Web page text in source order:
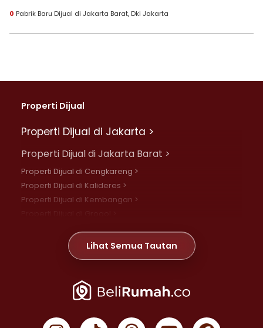
0 Pabrik Baru Dijual di Jakarta Barat, Dki Jakarta
Properti Dijual
Properti Dijual di Jakarta >
Properti Dijual di Jakarta Barat >
Properti Dijual di Cengkareng >
Properti Dijual di Kalideres >
Properti Dijual di Kembangan >
Properti Dijual di Meruya >
Properti Dijual di Jelambar >
Properti Dijual di Jakarta Pusat >
Properti Dijual di Gambir >
Lihat Semua Tautan